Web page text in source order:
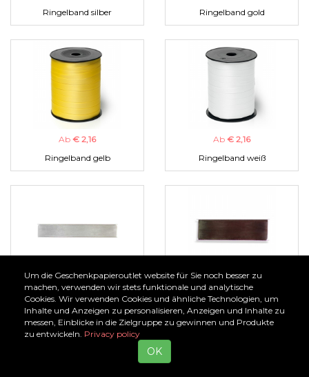
Ringelband silber
Ringelband gold
Ab € 2,16
Ringelband gelb
Ab € 2,16
Ringelband weiß
Ab€ 1,00
Organzaband silber
Ab€ 1,00
Organzaband braun
Um die Geschenkpapieroutlet website für Sie noch besser zu
machen, verwenden wir stets funktionale und analytische
Cookies. Wir verwenden Cookies und ähnliche Technologien, um
Inhalte und Anzeigen zu personalisieren, Anzeigen und Inhalte zu
messen, Einblicke in die Zielgruppe zu gewinnen und Produkte
zu entwickeln. Privacy policy
OK